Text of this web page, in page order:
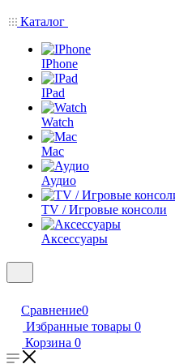
Каталог
IPhone
IPad
Watch
Mac
Аудио
TV / Игровые консоли
Аксессуары
Сравнение0
Избранные товары 0
Корзина 0